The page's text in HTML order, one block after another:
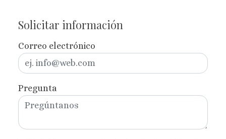
Solicitar información
Correo electrónico
Pregunta